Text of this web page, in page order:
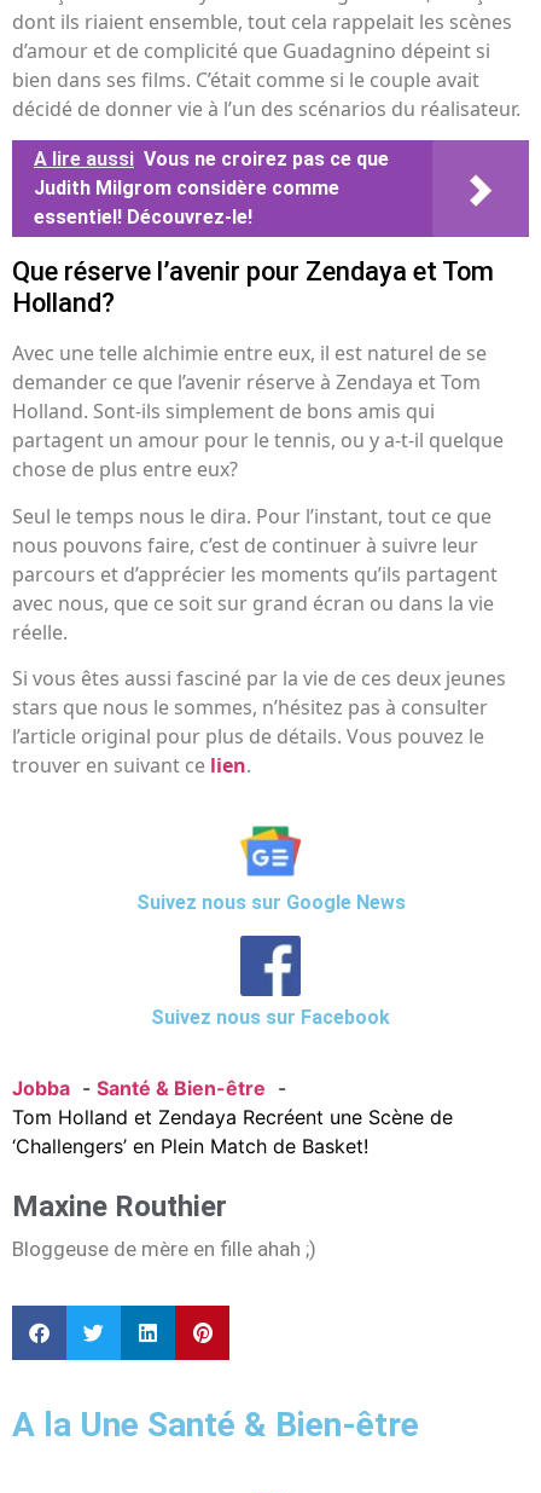
dont ils riaient ensemble, tout cela rappelait les scènes
d’amour et de complicité que Guadagnino dépeint si
bien dans ses films. C’était comme si le couple avait
décidé de donner vie à l’un des scénarios du réalisateur.
A lire aussi Vous ne croirez pas ce que
Judith Milgrom considère comme
essentiel! Découvrez-le!
Que réserve l’avenir pour Zendaya et Tom
Holland?
Avec une telle alchimie entre eux, il est naturel de se
demander ce que l’avenir réserve à Zendaya et Tom
Holland. Sont-ils simplement de bons amis qui
partagent un amour pour le tennis, ou y a-t-il quelque
chose de plus entre eux?
Seul le temps nous le dira. Pour l’instant, tout ce que
nous pouvons faire, c’est de continuer à suivre leur
parcours et d’apprécier les moments qu’ils partagent
avec nous, que ce soit sur grand écran ou dans la vie
réelle.
Si vous êtes aussi fasciné par la vie de ces deux jeunes
stars que nous le sommes, n’hésitez pas à consulter
l’article original pour plus de détails. Vous pouvez le
trouver en suivant ce lien.
Suivez nous sur Google News
Suivez nous sur Facebook
Jobba
Santé & Bien-être
Tom Holland et Zendaya Recréent une Scène de
‘Challengers’ en Plein Match de Basket!
Maxine Routhier
Bloggeuse de mère en fille ahah ;)
A la Une Santé & Bien-être